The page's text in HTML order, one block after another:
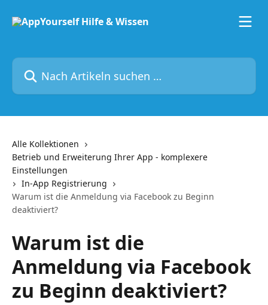
Nach Artikeln suchen …
Alle Kollektionen
Betrieb und Erweiterung Ihrer App - komplexere
Einstellungen
In-App Registrierung
Warum ist die Anmeldung via Facebook zu Beginn
deaktiviert?
Warum ist die
Anmeldung via Facebook
zu Beginn deaktiviert?